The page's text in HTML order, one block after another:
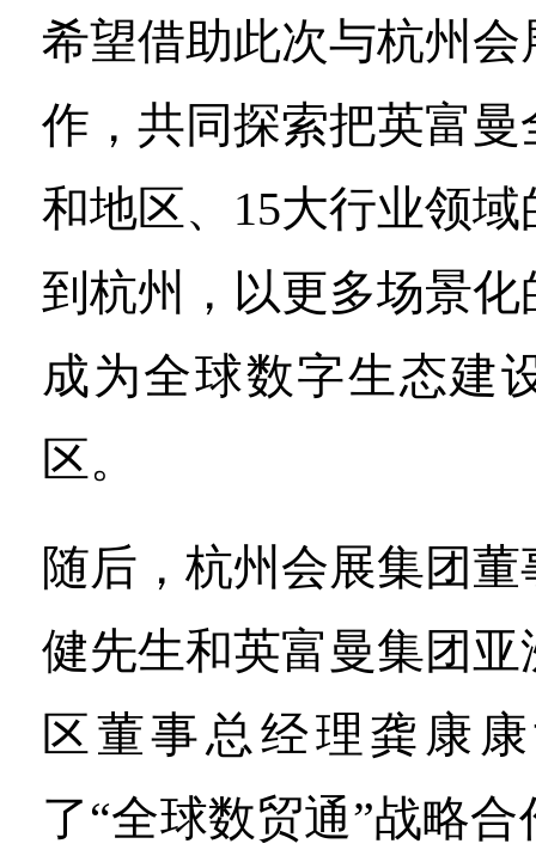
希望借助此次与杭州
作，共同探索把英富曼
和地区、15大行业领
到杭州，以更多场景
成为全球数字生态建
区。
随后，杭州会展集团
健先生和英富曼集团
区董事总经理龚康
了“全球数贸通”战略